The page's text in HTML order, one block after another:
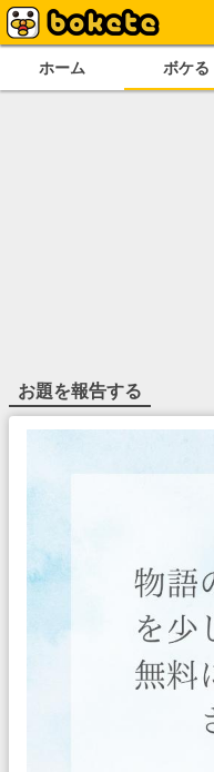
ホーム ボケる
お題を報告する